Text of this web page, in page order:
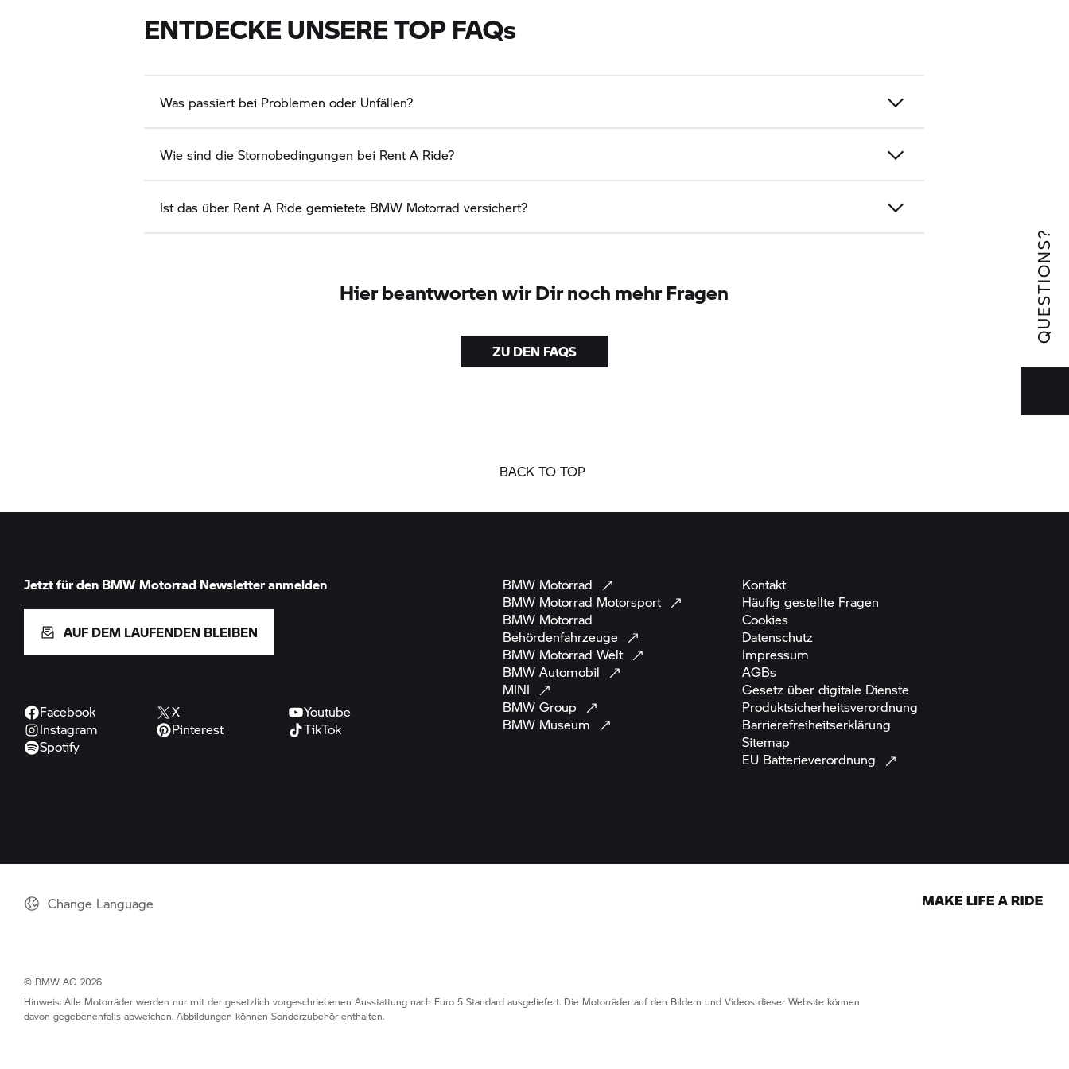
ENTDECKE UNSERE TOP FAQs
Was passiert bei Problemen oder Unfällen?
Wie sind die Stornobedingungen bei Rent A Ride?
Ist das über Rent A Ride gemietete BMW Motorrad versichert?
Hier beantworten wir Dir noch mehr Fragen
ZU DEN FAQS
QUESTIONS?
BACK TO TOP
Jetzt für den BMW Motorrad Newsletter anmelden
AUF DEM LAUFENDEN BLEIBEN
Facebook X
Youtube
Instagram
Pinterest
TikTok
Spotify
BMW Motorrad
BMW Motorrad Motorsport
BMW Motorrad
Behördenfahrzeuge
BMW Motorrad Welt
BMW Automobil
MINI
BMW Group
BMW Museum
Kontakt
Häufig gestellte Fragen
Cookies
Datenschutz
Impressum
AGBs
Gesetz über digitale Dienste
Produktsicherheitsverordnung
Barrierefreiheitserklärung
Sitemap
EU Batterieverordnung
Change Language
© BMW AG 2026
Hinweis: Alle Motorräder werden nur mit der gesetzlich vorgeschriebenen Ausstattung nach Euro 5 Standard ausgeliefert. Die Motorräder auf den Bildern und Videos dieser Website können
davon gegebenenfalls abweichen. Abbildungen können Sonderzubehör enthalten.